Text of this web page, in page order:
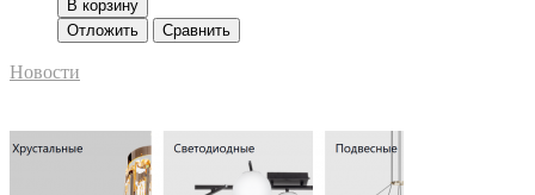
В корзину
Отложить
Сравнить
Новости